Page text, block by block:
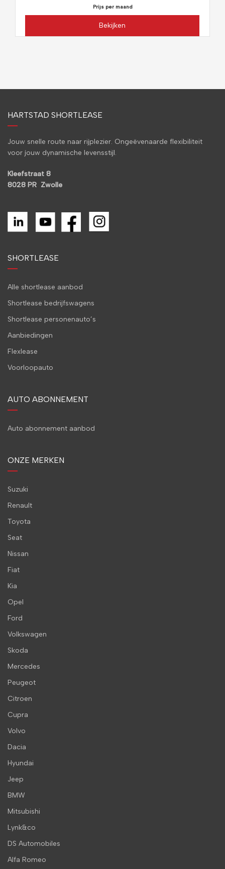
Prijs per maand
Bekijken
HARTSTAD SHORTLEASE
Jouw snelle route naar rijplezier. Ongeëvenaarde flexibiliteit
voor jouw dynamische levensstijl.
Kleefstraat 8
8028 PR Zwolle
SHORTLEASE
Alle shortlease aanbod
Shortlease bedrijfswagens
Shortlease personenauto’s
Aanbiedingen
Flexlease
Voorloopauto
AUTO ABONNEMENT
Auto abonnement aanbod
ONZE MERKEN
Suzuki
Renault
Toyota
Seat
Nissan
Fiat
Kia
Opel
Ford
Volkswagen
Skoda
Mercedes
Peugeot
Citroen
Cupra
Volvo
Dacia
Hyundai
Jeep
BMW
Mitsubishi
Lynk&co
DS Automobiles
Alfa Romeo